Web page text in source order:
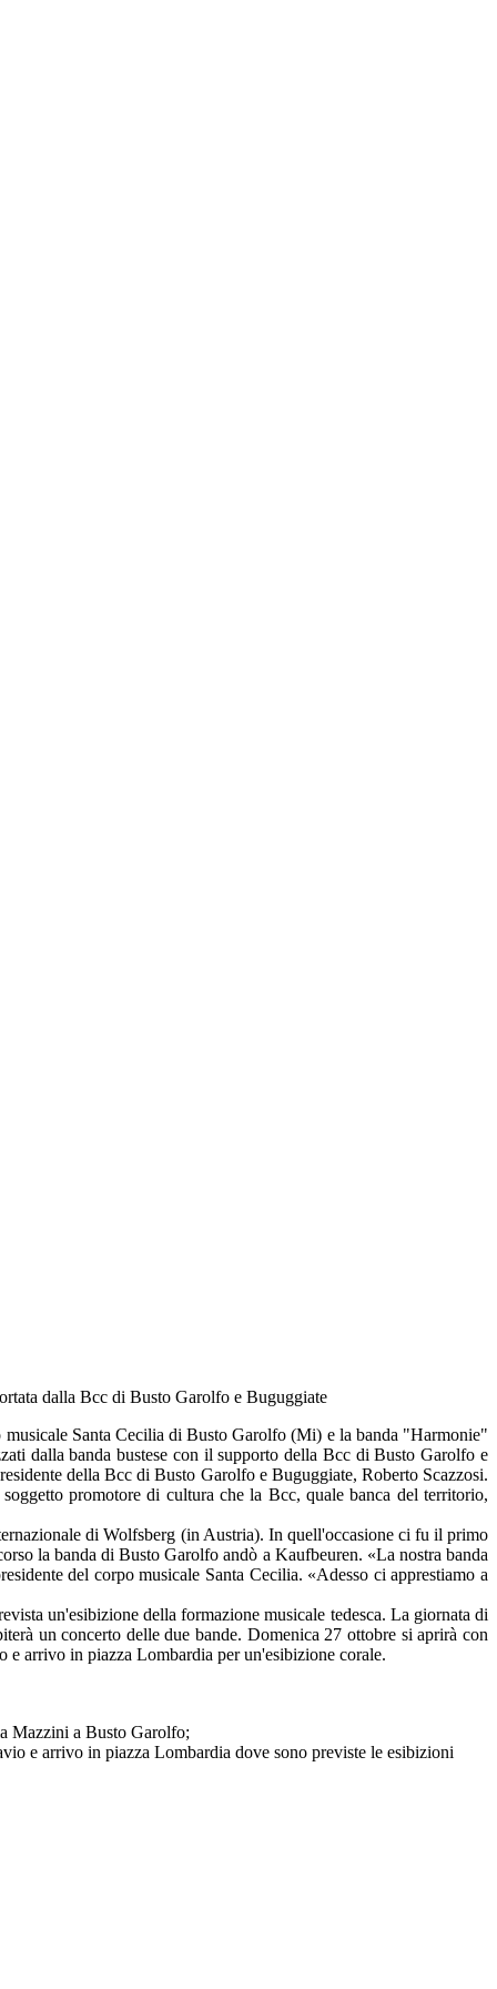
dalla Bcc di Busto Garolfo e Buguggiate
Santa Cecilia di Busto Garolfo (Mi) e la banda "Harmonie"
dalla banda bustese con il supporto della Bcc di Busto Garolfo e
della Bcc di Busto Garolfo e Buguggiate, Roberto Scazzosi.
promotore di cultura che la Bcc, quale banca del territorio,
di Wolfsberg (in Austria). In quell'occasione ci fu il primo
la banda di Busto Garolfo andò a Kaufbeuren. «La nostra banda
del corpo musicale Santa Cecilia. «Adesso ci apprestiamo a
un'esibizione della formazione musicale tedesca. La giornata di
un concerto delle due bande. Domenica 27 ottobre si aprirà con
arrivo in piazza Lombardia per un'esibizione corale.
Mazzini a Busto Garolfo;
e arrivo in piazza Lombardia dove sono previste le esibizioni